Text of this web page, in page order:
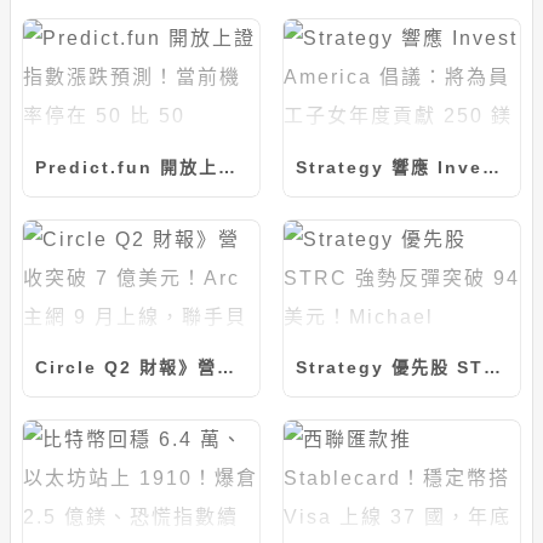
Predict.fun 開放上證指數漲跌預測！當前機率停在 50 比 50 Strategy 響應 Invest America 倡議：將為員工子女年度貢獻 250 鎂川普帳戶資金
Circle Q2 財報》營收突破 7 億美元！Arc 主網 9 月上線，聯手貝萊德推動 BUIDL 代幣化 Strategy 優先股 STRC 強勢反彈突破 94 美元！Michael Saylor：目標成為全球市值最大公司